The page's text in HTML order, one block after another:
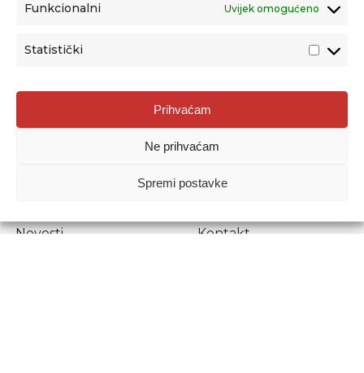
Funkcionalni Uvijek omogućeno
Statistički
Prihvaćam
Ne prihvaćam
Spremi postavke
Agencija za odgoj i obrazovanje
Donje Svetice 38, 10000 Zagreb
1778129
Prenošenje sadržaja dopušteno je uz navođenje izvora.
Novosti
Kontakt